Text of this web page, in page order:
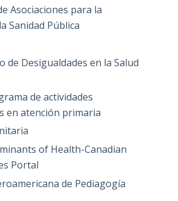
Asociaciones para la
Sanidad Pública
de Desigualdades en la Salud
de actividades
en atención primaria
of Health-Canadian
Portal
de Pediagogía